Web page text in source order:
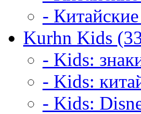
-
Kurhn Kids
- Kids:
- Kids:
- Kids: